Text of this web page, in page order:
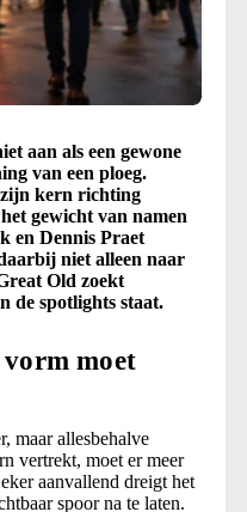
aan als een gewone
van een ploeg.
zijn kern richting
gewicht van namen
en Dennis Praet
niet alleen naar
Old zoekt
de spotlights staat.
moet
maar allesbehalve
vertrekt, moet er meer
aanvallend dreigt het
spoor na te laten.